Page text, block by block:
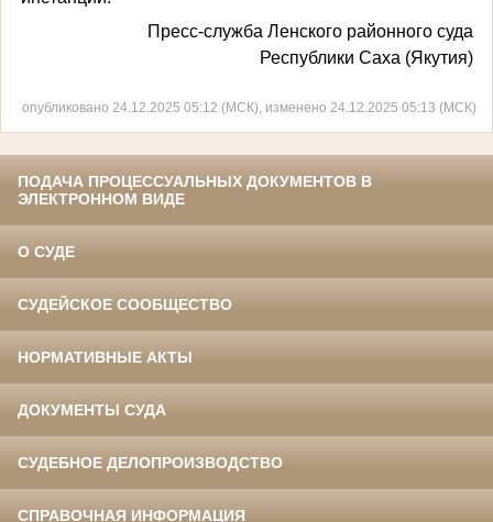
Пресс-служба Ленского районного суда
Республики Саха (Якутия)
опубликовано 24.12.2025 05:12 (МСК), изменено 24.12.2025 05:13 (МСК)
ПОДАЧА ПРОЦЕССУАЛЬНЫХ ДОКУМЕНТОВ В
ЭЛЕКТРОННОМ ВИДЕ
О СУДЕ
СУДЕЙСКОЕ СООБЩЕСТВО
НОРМАТИВНЫЕ АКТЫ
ДОКУМЕНТЫ СУДА
СУДЕБНОЕ ДЕЛОПРОИЗВОДСТВО
СПРАВОЧНАЯ ИНФОРМАЦИЯ